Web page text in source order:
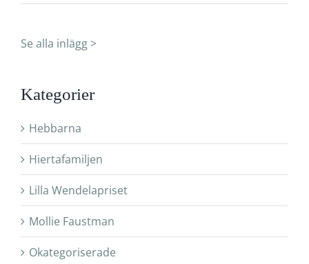
Se alla inlägg >
Kategorier
Hebbarna
Hiertafamiljen
Lilla Wendelapriset
Mollie Faustman
Okategoriserade